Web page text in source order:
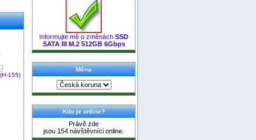
155)
Informujte mě o změnách SSD
SATA III M.2 512GB 6Gbps
Měna
Kdo je online?
Právě zde
jsou 154 návštěvníci online.